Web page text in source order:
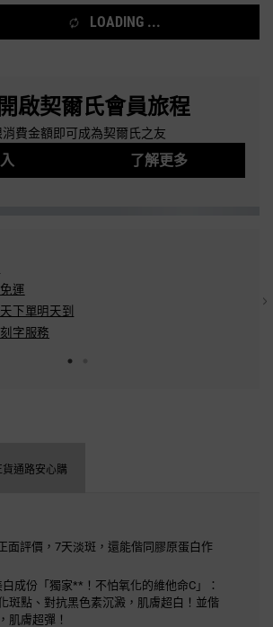
LOADING ...
啟契爾氏會員旅程
消費金額即可成為契爾氏之友
了解更多
運
下單明天到​
字服務​
貨通路安心購
面評價，7天淡斑，還能偕同膠原蛋白作
成份「獨家**！不怕氧化的維他命C」：
斑點、對抗黑色素沉澱，肌膚超白！並偕
肌膚超彈！